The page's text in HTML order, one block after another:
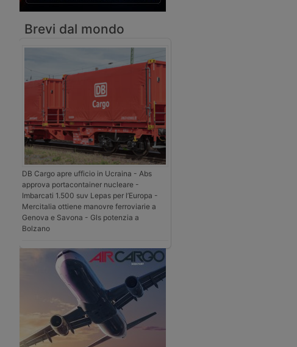
Brevi dal mondo
DB Cargo apre ufficio in Ucraina - Abs
approva portacontainer nucleare -
Imbarcati 1.500 suv Lepas per l’Europa -
Mercitalia ottiene manovre ferroviarie a
Genova e Savona - Gls potenzia a
Bolzano